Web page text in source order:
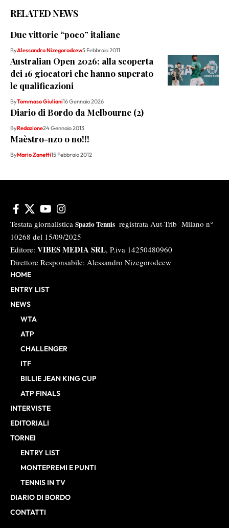
RELATED NEWS
Due vittorie “poco” italiane
ByAlessandro Nizegorodcew5 Febbraio 2011
Australian Open 2026: alla scoperta
dei 16 giocatori che hanno superato
le qualificazioni
ByTommaso Giuliani16 Gennaio 2026
Diario di Bordo da Melbourne (2)
ByRedazione24 Gennaio 2013
Maèstro-nzo o no!!!
ByMario Zanetti15 Febbraio 2012
Testata giornalistica Spazio Tennis registrata Aut-Trib Milano n°
10268 del 15/09/2025
Editore: VIBES MEDIA SRL, P.iva 14250480960
Direttore Responsabile: Alessandro Nizegorodcew
HOME
ENTRY LIST
NEWS
WTA
ATP
CHALLENGER
ITF
BILLIE JEAN KING CUP
ATP FINALS
INTERVISTE
EDITORIALI
TORNEI
ENTRY LIST
MONTEPREMI E PUNTI
TENNIS IN TV
DIARIO DI BORDO
CONTATTI